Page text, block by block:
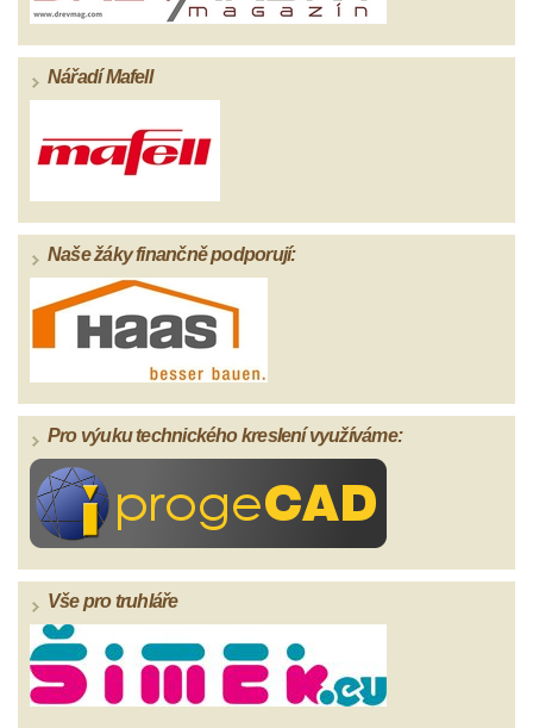
Nářadí Mafell
Naše žáky finančně podporují:
Pro výuku technického kreslení využíváme:
Vše pro truhláře